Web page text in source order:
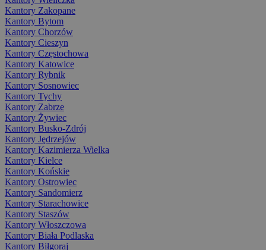
Kantory Zakopane
Kantory Bytom
Kantory Chorzów
Kantory Cieszyn
Kantory Częstochowa
Kantory Katowice
Kantory Rybnik
Kantory Sosnowiec
Kantory Tychy
Kantory Zabrze
Kantory Żywiec
Kantory Busko-Zdrój
Kantory Jędrzejów
Kantory Kazimierza Wielka
Kantory Kielce
Kantory Końskie
Kantory Ostrowiec
Kantory Sandomierz
Kantory Starachowice
Kantory Staszów
Kantory Włoszczowa
Kantory Biała Podlaska
Kantory Biłgoraj